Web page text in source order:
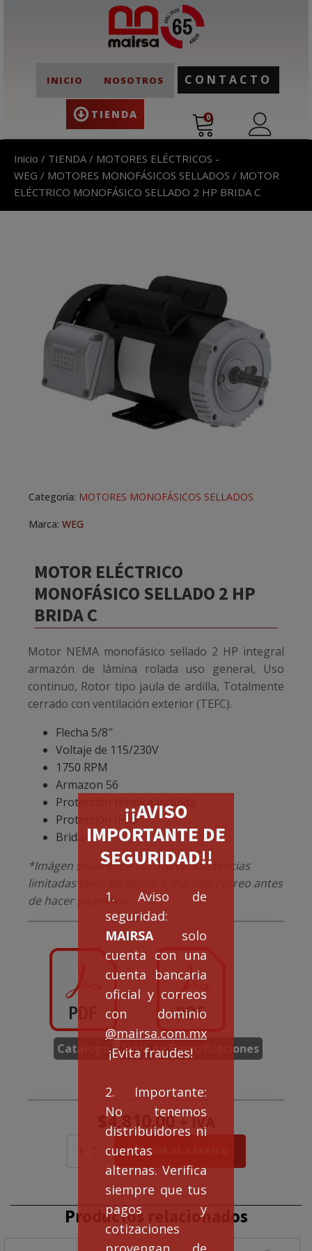
INICIO NOSOTROS
TIENDA
CONTACTO
0
¡¡AVISO
IMPORTANTE DE
SEGURIDAD!!
1. Aviso de
seguridad:
MAIRSA solo
cuenta con una
cuenta bancaria
oficial y correos
con dominio
@mairsa.com.mx
¡Evita fraudes!
2. Importante:
No tenemos
distribuidores ni
cuentas
alternas. Verifica
siempre que tus
pagos y
cotizaciones
Inicio / TIENDA / MOTORES ELÉCTRICOS -
WEG / MOTORES MONOFÁSICOS SELLADOS / MOTOR
ELÉCTRICO MONOFÁSICO SELLADO 2 HP BRIDA C
MOTOR ELÉCTRICO
MONOFÁSICO SELLADO 2 HP
BRIDA C
Motor NEMA monofásico sellado 2 HP integral
armazón de lámina rolada uso general, Uso
continuo, Rotor tipo jaula de ardilla, Totalmente
cerrado con ventilación exterior (TEFC).
Flecha 5/8″
Voltaje de 115/230V
1750 RPM
Armazon 56
Protección térmica incluida.
Protección IP55
Brida C
*Imágen solamente ilustrativa. Existencias
limitadas favor de llamar o mandar correo antes
de hacer su pedido.
Catálogo Hoja de Especificaciones
$4,810.00 + IVA
MONOFÁSICO
HP
BRIDA
C
AÑADIR AL CARRITO
Categoría: MOTORES MONOFÁSICOS SELLADOS
Marca: WEG
Productos relacionados